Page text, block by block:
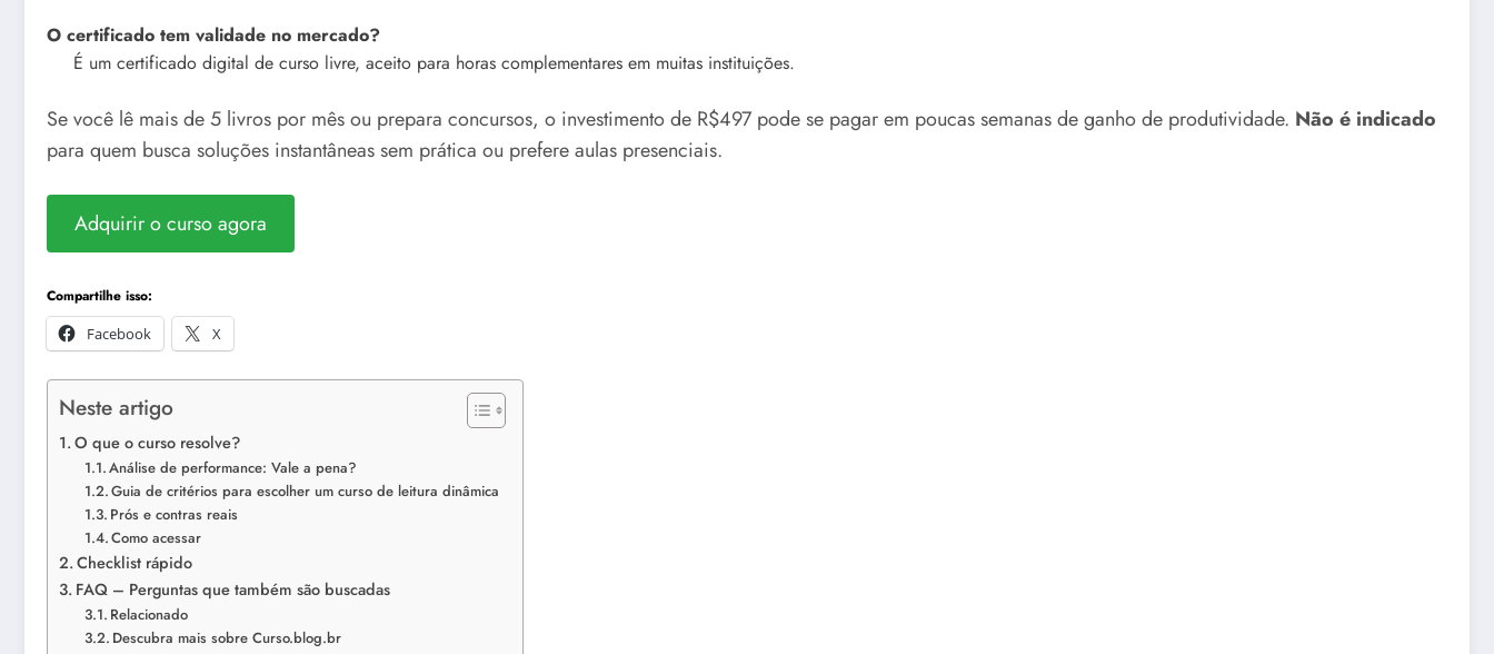
O certificado tem validade no mercado?
É um certificado digital de curso livre, aceito para horas complementares em muitas instituições.
Se você lê mais de 5 livros por mês ou prepara concursos, o investimento de R$497 pode se pagar em poucas semanas de ganho de produtividade. Não é indicado
para quem busca soluções instantâneas sem prática ou prefere aulas presenciais.
Adquirir o curso agora
Compartilhe isso:
Facebook
X
Neste artigo
O que o curso resolve?
Análise de performance: Vale a pena?
Guia de critérios para escolher um curso de leitura dinâmica
Prós e contras reais
Como acessar
Checklist rápido
FAQ – Perguntas que também são buscadas
Relacionado
Descubra mais sobre Curso.blog.br